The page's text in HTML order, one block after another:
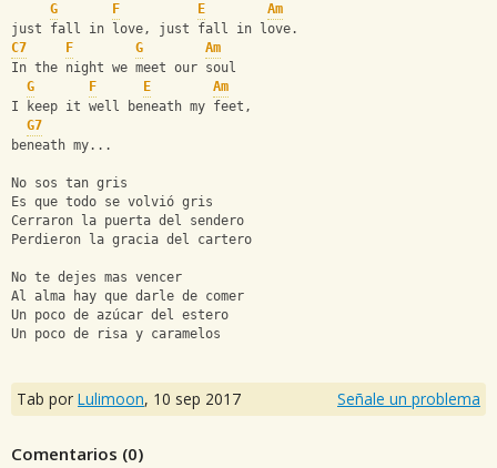
G
F E
Am
just fall in love, just fall in love.
C7
F G
Am
In the night we meet our soul
G
F E
Am
I keep it well beneath my feet,
G7
beneath my...
No sos tan gris
Es que todo se volvió gris
Cerraron la puerta del sendero
Perdieron la gracia del cartero
No te dejes mas vencer
Al alma hay que darle de comer
Un poco de azúcar del estero
Un poco de risa y caramelos
Tab por Lulimoon, 10 sep 2017 Señale un problema
Comentarios (0)